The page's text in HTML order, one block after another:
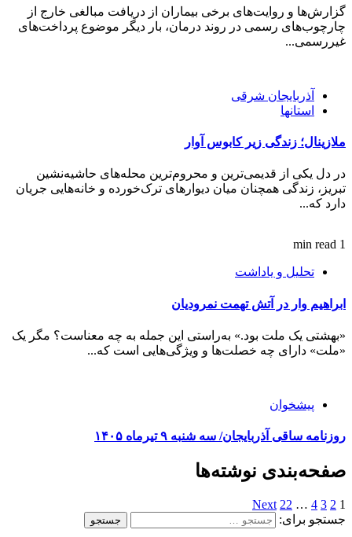
گزارش‌ها و روایت‌های برخی بیماران از دریافت مبالغی خارج از
چارچوب‌های رسمی در روند درمان، بار دیگر موضوع پرداخت‌های
غیررسمی...
آذربایجان شرقی
استانها
ملازینال؛ زندگی زیر کابوس آوار
در دل یکی از قدیمی‌ترین و محروم‌ترین محله‌های حاشیه‌نشین
تبریز، زندگی همچنان میان دیوارهای ترک‌خورده و خانه‌هایی جریان
دارد که...
1 min read
تحلیل و یاداشت
ابراهیم وار در آتش تهمت نمرودیان
«بهشتی یک ملت بود.» به‌راستی این جمله به چه معناست؟ مگر یک
«ملت» دارای چه خصلت‌ها و ویژگی‌هایی است که...
پیشخوان
روزنامه ساقی آذربایجان/ سه شنبه ۹ تیرماه ۱۴۰۵
صفحه‌بندی نوشته‌ها
1
2
3
4
…
22
Next
جستجو برای: